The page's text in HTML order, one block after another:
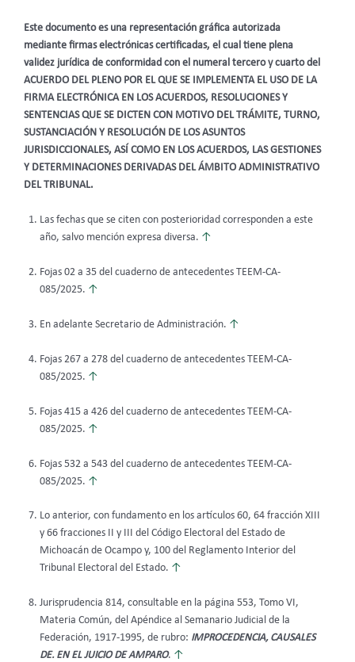
Este documento es una representación gráfica autorizada
mediante firmas electrónicas certificadas, el cual tiene plena
validez jurídica de conformidad con el numeral tercero y cuarto del
ACUERDO DEL PLENO POR EL QUE SE IMPLEMENTA EL USO DE LA
FIRMA ELECTRÓNICA EN LOS ACUERDOS, RESOLUCIONES Y
SENTENCIAS QUE SE DICTEN CON MOTIVO DEL TRÁMITE, TURNO,
SUSTANCIACIÓN Y RESOLUCIÓN DE LOS ASUNTOS
JURISDICCIONALES, ASÍ COMO EN LOS ACUERDOS, LAS GESTIONES
Y DETERMINACIONES DERIVADAS DEL ÁMBITO ADMINISTRATIVO
DEL TRIBUNAL.
Las fechas que se citen con posterioridad corresponden a este
año, salvo mención expresa diversa. ↑
Fojas 02 a 35 del cuaderno de antecedentes TEEM-CA-
085/2025. ↑
En adelante Secretario de Administración. ↑
Fojas 267 a 278 del cuaderno de antecedentes TEEM-CA-
085/2025. ↑
Fojas 415 a 426 del cuaderno de antecedentes TEEM-CA-
085/2025. ↑
Fojas 532 a 543 del cuaderno de antecedentes TEEM-CA-
085/2025. ↑
Lo anterior, con fundamento en los artículos 60, 64 fracción XIII
y 66 fracciones II y III del Código Electoral del Estado de
Michoacán de Ocampo y, 100 del Reglamento Interior del
Tribunal Electoral del Estado. ↑
Jurisprudencia 814, consultable en la página 553, Tomo VI,
Materia Común, del Apéndice al Semanario Judicial de la
Federación, 1917-1995, de rubro: IMPROCEDENCIA, CAUSALES
DE. EN EL JUICIO DE AMPARO. ↑